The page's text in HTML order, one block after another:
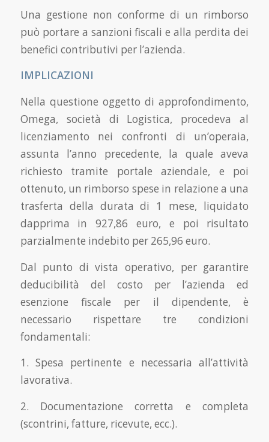
Una gestione non conforme di un rimborso
può portare a sanzioni fiscali e alla perdita dei
benefici contributivi per l’azienda.
IMPLICAZIONI
Nella questione oggetto di approfondimento,
Omega, società di Logistica, procedeva al
licenziamento nei confronti di un’operaia,
assunta l’anno precedente, la quale aveva
richiesto tramite portale aziendale, e poi
ottenuto, un rimborso spese in relazione a una
trasferta della durata di 1 mese, liquidato
dapprima in 927,86 euro, e poi risultato
parzialmente indebito per 265,96 euro.
Dal punto di vista operativo, per garantire
deducibilità del costo per l’azienda ed
esenzione fiscale per il dipendente, è
necessario rispettare tre condizioni
fondamentali:
1. Spesa pertinente e necessaria all’attività
lavorativa.
2. Documentazione corretta e completa
(scontrini, fatture, ricevute, ecc.).